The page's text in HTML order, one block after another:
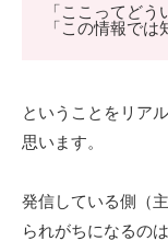
「ここってどう
「この情報では
ということをリア
思います。
発信している側（
られがちになるの